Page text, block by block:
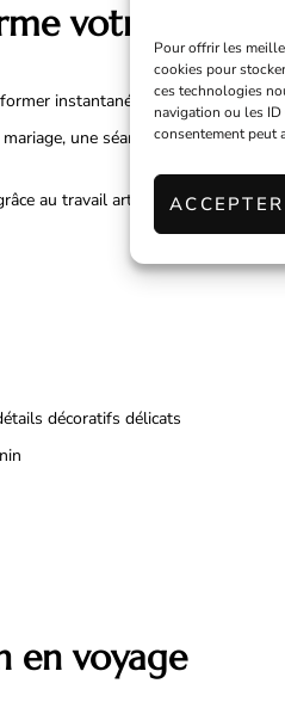
Pour offrir les
cookies pour
ces technologies
navigation ou les
consentement peut
ACCEPTER
votre coiffure.
instantanément une coiffure
une séance photo ou
au travail artisanal et aux
décoratifs délicats
en voyage